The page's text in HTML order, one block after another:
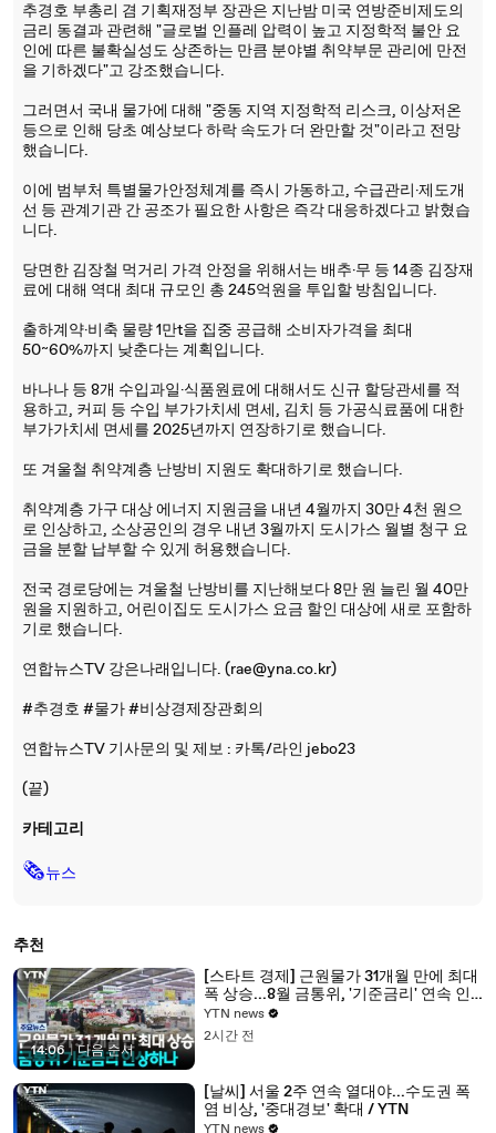
추경호 부총리 겸 기획재정부 장관은 지난밤 미국 연방준비제도의
금리 동결과 관련해 "글로벌 인플레 압력이 높고 지정학적 불안 요
인에 따른 불확실성도 상존하는 만큼 분야별 취약부문 관리에 만전
을 기하겠다"고 강조했습니다.
그러면서 국내 물가에 대해 "중동 지역 지정학적 리스크, 이상저온
등으로 인해 당초 예상보다 하락 속도가 더 완만할 것"이라고 전망
했습니다.
이에 범부처 특별물가안정체계를 즉시 가동하고, 수급관리·제도개
선 등 관계기관 간 공조가 필요한 사항은 즉각 대응하겠다고 밝혔습
니다.
당면한 김장철 먹거리 가격 안정을 위해서는 배추·무 등 14종 김장재
료에 대해 역대 최대 규모인 총 245억원을 투입할 방침입니다.
출하계약·비축 물량 1만t을 집중 공급해 소비자가격을 최대
50~60%까지 낮춘다는 계획입니다.
바나나 등 8개 수입과일·식품원료에 대해서도 신규 할당관세를 적
용하고, 커피 등 수입 부가가치세 면세, 김치 등 가공식료품에 대한
부가가치세 면세를 2025년까지 연장하기로 했습니다.
또 겨울철 취약계층 난방비 지원도 확대하기로 했습니다.
취약계층 가구 대상 에너지 지원금을 내년 4월까지 30만 4천 원으
로 인상하고, 소상공인의 경우 내년 3월까지 도시가스 월별 청구 요
금을 분할 납부할 수 있게 허용했습니다.
전국 경로당에는 겨울철 난방비를 지난해보다 8만 원 늘린 월 40만
원을 지원하고, 어린이집도 도시가스 요금 할인 대상에 새로 포함하
기로 했습니다.
연합뉴스TV 강은나래입니다. (rae@yna.co.kr)
#추경호 #물가 #비상경제장관회의
연합뉴스TV 기사문의 및 제보 : 카톡/라인 jebo23
(끝)
카테고리
🗞뉴스
추천
14:06 | 다음 순서
[스타트 경제] 근원물가 31개월 만에 최대
폭 상승...8월 금통위, '기준금리' 연속 인
상하나 / YTN
YTN news
2시간 전
[날씨] 서울 2주 연속 열대야...수도권 폭
염 비상, '중대경보' 확대 / YTN